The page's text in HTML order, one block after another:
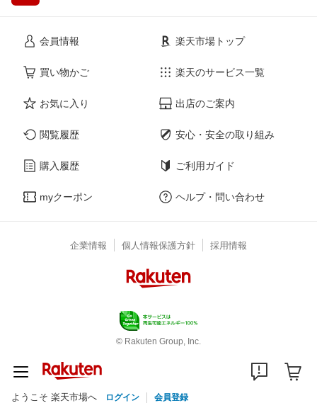
会員情報
買い物かご
お気に入り
閲覧履歴
購入履歴
myクーポン
楽天市場トップ
楽天のサービス一覧
出店のご案内
安心・安全の取り組み
ご利用ガイド
ヘルプ・問い合わせ
企業情報 個人情報保護方針 採用情報
© Rakuten Group, Inc.
ようこそ 楽天市場へ ログイン 会員登録